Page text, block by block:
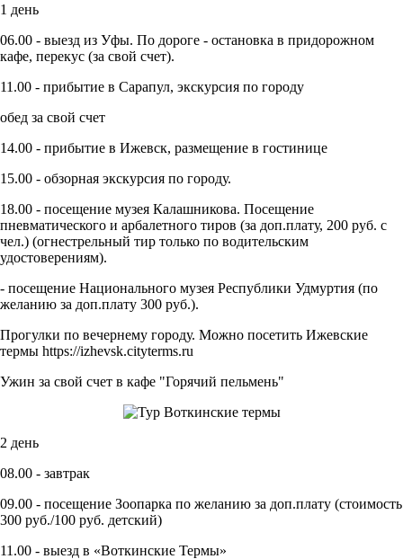
1 день
06.00 - выезд из Уфы. По дороге - остановка в придорожном
кафе, перекус (за свой счет).
11.00 - прибытие в Сарапул, экскурсия по городу
обед за свой счет
14.00 - прибытие в Ижевск, размещение в гостинице
15.00 - обзорная экскурсия по городу.
18.00 - посещение музея Калашникова. Посещение
пневматического и арбалетного тиров (за доп.плату, 200 руб. с
чел.) (огнестрельный тир только по водительским
удостоверениям).
- посещение Национального музея Республики Удмуртия (по
желанию за доп.плату 300 руб.).
Прогулки по вечернему городу. Можно посетить Ижевские
термы https://izhevsk.cityterms.ru
Ужин за свой счет в кафе "Горячий пельмень"
2 день
08.00 - завтрак
09.00 - посещение Зоопарка по желанию за доп.плату (стоимость
300 руб./100 руб. детский)
11.00 - выезд в «Воткинские Термы»